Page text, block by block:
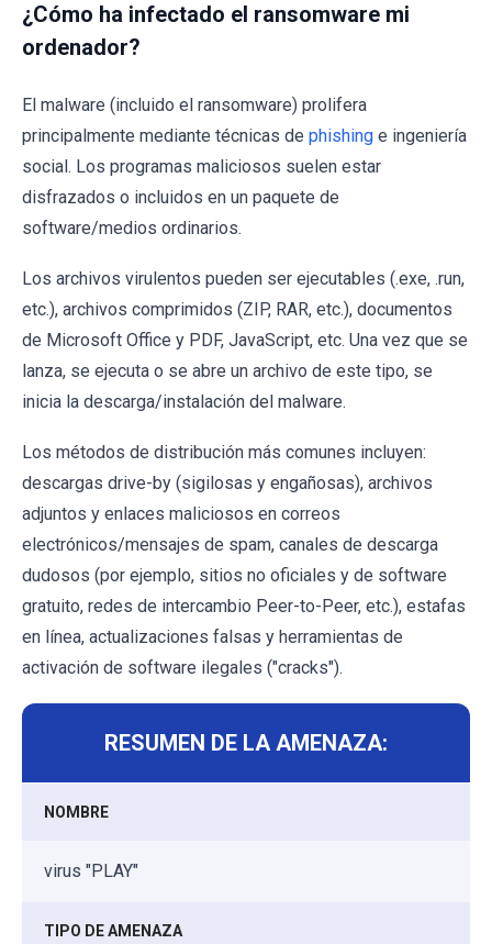
¿Cómo ha infectado el ransomware mi
ordenador?
El malware (incluido el ransomware) prolifera
principalmente mediante técnicas de phishing e ingeniería
social. Los programas maliciosos suelen estar
disfrazados o incluidos en un paquete de
software/medios ordinarios.
Los archivos virulentos pueden ser ejecutables (.exe, .run,
etc.), archivos comprimidos (ZIP, RAR, etc.), documentos
de Microsoft Office y PDF, JavaScript, etc. Una vez que se
lanza, se ejecuta o se abre un archivo de este tipo, se
inicia la descarga/instalación del malware.
Los métodos de distribución más comunes incluyen:
descargas drive-by (sigilosas y engañosas), archivos
adjuntos y enlaces maliciosos en correos
electrónicos/mensajes de spam, canales de descarga
dudosos (por ejemplo, sitios no oficiales y de software
gratuito, redes de intercambio Peer-to-Peer, etc.), estafas
en línea, actualizaciones falsas y herramientas de
activación de software ilegales ("cracks").
RESUMEN DE LA AMENAZA:
NOMBRE
virus "PLAY"
TIPO DE AMENAZA